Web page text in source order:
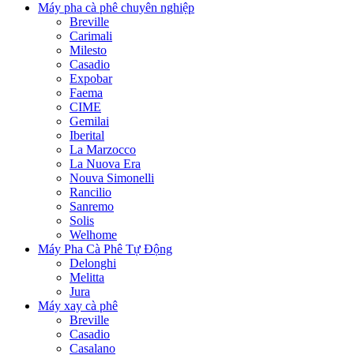
Máy pha cà phê chuyên nghiệp
Breville
Carimali
Milesto
Casadio
Expobar
Faema
CIME
Gemilai
Iberital
La Marzocco
La Nuova Era
Nouva Simonelli
Rancilio
Sanremo
Solis
Welhome
Máy Pha Cà Phê Tự Động
Delonghi
Melitta
Jura
Máy xay cà phê
Breville
Casadio
Casalano